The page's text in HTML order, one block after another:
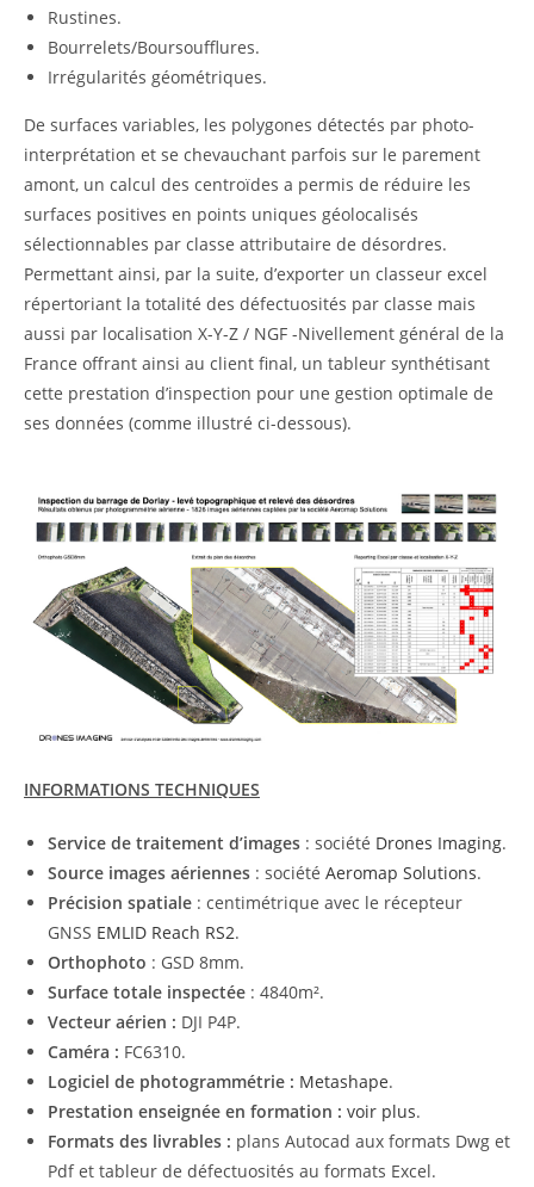
Rustines.
Bourrelets/Boursoufflures.
Irrégularités géométriques.
De surfaces variables, les polygones détectés par photo-
interprétation et se chevauchant parfois sur le parement
amont, un calcul des centroïdes a permis de réduire les
surfaces positives en points uniques géolocalisés
sélectionnables par classe attributaire de désordres.
Permettant ainsi, par la suite, d’exporter un classeur excel
répertoriant la totalité des défectuosités par classe mais
aussi par localisation X-Y-Z / NGF -Nivellement général de la
France offrant ainsi au client final, un tableur synthétisant
cette prestation d’inspection pour une gestion optimale de
ses données (comme illustré ci-dessous).
INFORMATIONS TECHNIQUES
Service de traitement d’images : société Drones Imaging.
Source images aériennes : société Aeromap Solutions.
Précision spatiale : centimétrique avec le récepteur
GNSS EMLID Reach RS2.
Orthophoto : GSD 8mm.
Surface totale inspectée : 4840m².
Vecteur aérien : DJI P4P.
Caméra : FC6310.
Logiciel de photogrammétrie : Metashape.
Prestation enseignée en formation : voir plus.
Formats des livrables : plans Autocad aux formats Dwg et
Pdf et tableur de défectuosités au formats Excel.